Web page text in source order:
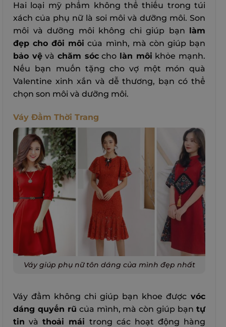
Hai loại mỹ phẩm không thể thiếu trong túi
xách của phụ nữ là soi môi và dưỡng môi. Son
môi và dưỡng môi không chỉ giúp bạn
làm
đẹp cho đôi môi của mình, mà còn giúp bạn
bảo vệvàchăm sóccho làn môi khỏe mạnh.
Nếu bạn muốn tặng cho vợ một món quà
Valentine xinh xắn và dễ thương, bạn có thể
chọn son môi và dưỡng môi.
Váy Đầm Thời Trang
Váy giúp phụ nữ tôn dáng của mình đẹp nhất
Váy đầm không chỉ giúp bạn khoe được vóc
dáng quyến rũ của mình, mà còn giúp bạntự
tin vàthoải mái trong các hoạt động hàng